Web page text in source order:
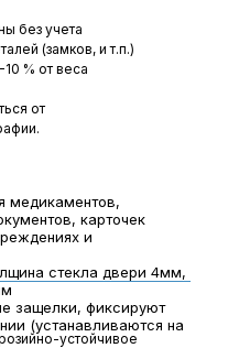
медикаментов,
карточек
и
стекла двери 4мм,
защелки, фиксируют
(устанавливаются на
без учета
(замков, и т.п.)
% от веса
от
устойчивое